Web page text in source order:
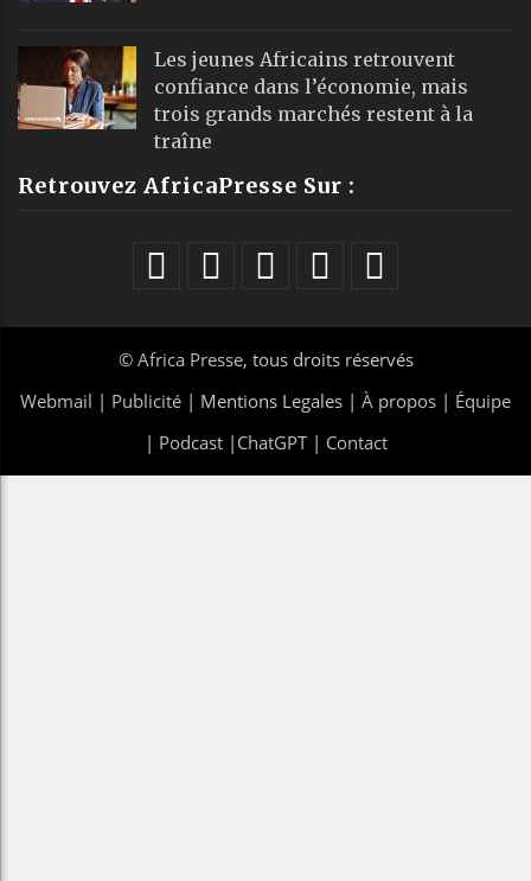
Les jeunes Africains retrouvent
confiance dans l’économie, mais
trois grands marchés restent à la
traîne
Retrouvez AfricaPresse Sur :
© Africa Presse, tous droits réservés
Webmail | Publicité | Mentions Legales | À propos | Équipe
| Podcast| ChatGPT| Contact